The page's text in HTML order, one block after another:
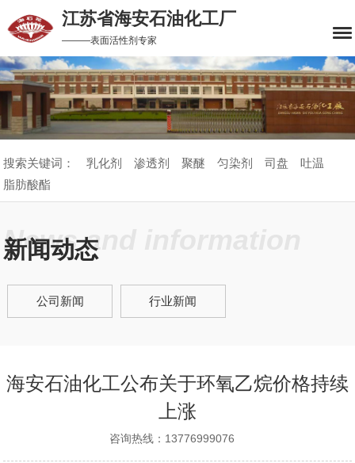
江苏省海安石油化工厂
———表面活性剂专家
搜索关键词： 乳化剂 渗透剂 聚醚 匀染剂 司盘
吐温
脂肪酸酯
News and information
新闻动态
公司新闻 行业新闻
海安石油化工公布关于环氧乙烷价格持续
上涨
咨询热线：13776999076